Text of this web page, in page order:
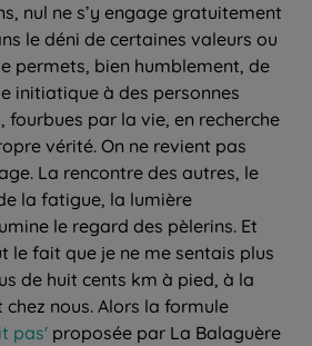
nul ne s’y engage gratuitement
le déni de certaines valeurs ou
permets, bien humblement, de
initiatique à des personnes
fourbues par la vie, en recherche
vérité. On ne revient pas
La rencontre des autres, le
la fatigue, la lumière
le regard des pèlerins. Et
le fait que je ne me sentais plus
de huit cents km à pied, à la
nous. Alors la formule
pas' proposée par La Balaguère